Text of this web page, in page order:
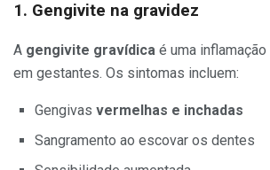
1. Gengivite na gravidez
A gengivite gravídica é uma
em gestantes. Os sintomas incluem:
Gengivas vermelhas e inchadas
Sangramento ao escovar os dentes